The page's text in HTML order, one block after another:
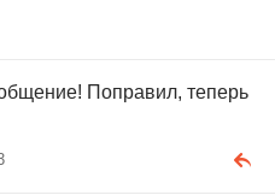
Поправил, теперь